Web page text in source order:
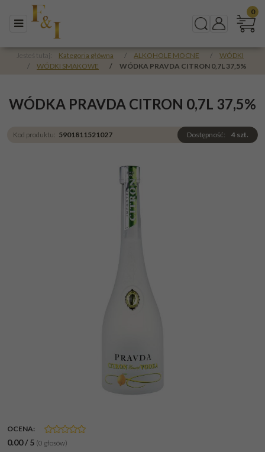
Menu SzukajPanel
0
Jesteś tutaj: Kategoria główna / ALKOHOLE MOCNE /
WÓDKI
/
WÓDKI SMAKOWE / WÓDKA PRAVDA CITRON 0,7L 37,5%
WÓDKA PRAVDA CITRON 0,7L 37,5%
Kod produktu: 5901811521027 Dostępność: 4 szt.
OCENA:
0.00/5 (0 głosów)